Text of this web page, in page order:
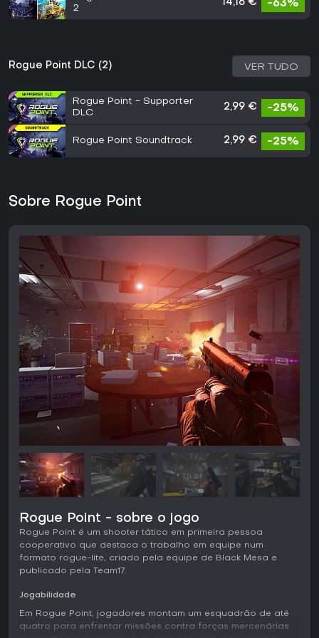
2
14,16 € -63%
Rogue Point DLC (2) VER TUDO
Rogue Point - Supporter
DLC
2,99 € -25%
Rogue Point Soundtrack 2,99 € -25%
Sobre Rogue Point
Rogue Point - sobre o jogo
Rogue Point é um shooter tático em primeira pessoa
cooperativo que destaca o trabalho em equipe num
formato rogue-lite, criado pela equipe de Black Mesa e
publicado pela Team17.
Jogabilidade
Em Rogue Point, jogadores montam um esquadrão de até
quatro para enfrentar missões contra forças mercenárias